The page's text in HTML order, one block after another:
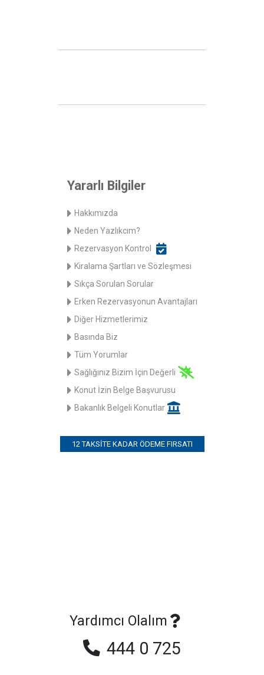
Yararlı Bilgiler
Hakkımızda
Neden Yazlıkcım?
Rezervasyon Kontrol
Kiralama Şartları ve Sözleşmesi
Sıkça Sorulan Sorular
Erken Rezervasyonun Avantajları
Diğer Hizmetlerimiz
Basında Biz
Tüm Yorumlar
Sağlığınız Bizim İçin Değerli
Konut İzin Belge Başvurusu
Bakanlık Belgeli Konutlar
12 TAKSITE KADAR ÖDEME FIRSATI
Yardımcı Olalım
444 0 725